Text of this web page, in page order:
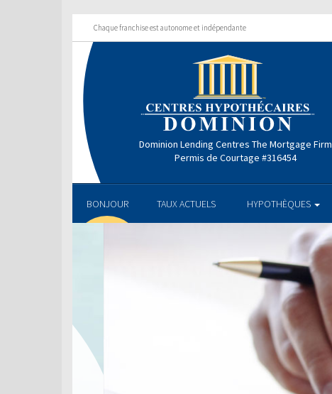
Chaque franchise est autonome et indépendante
Dominion Lending Centres The Mortgage Firm
Permis de Courtage #316454
BONJOUR TAUX ACTUELS HYPOTHÈQUES